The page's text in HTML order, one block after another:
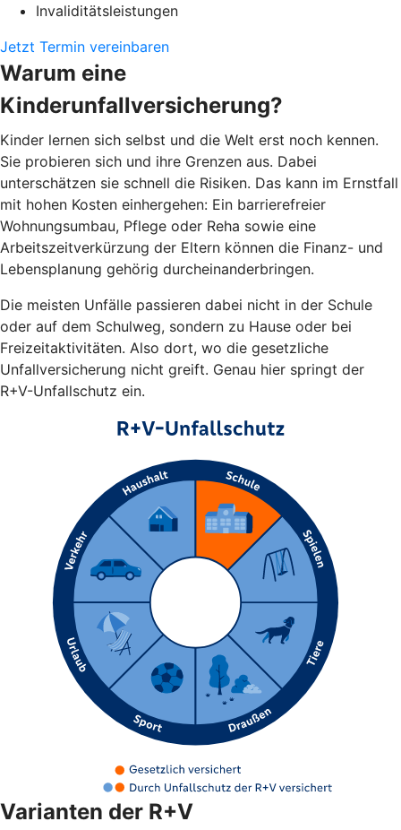
Invaliditätsleistungen
Jetzt Termin vereinbaren
Warum eine
Kinderunfallversicherung?
Kinder lernen sich selbst und die Welt erst noch kennen.
Sie probieren sich und ihre Grenzen aus. Dabei
unterschätzen sie schnell die Risiken. Das kann im Ernstfall
mit hohen Kosten einhergehen: Ein barrierefreier
Wohnungsumbau, Pflege oder Reha sowie eine
Arbeitszeitverkürzung der Eltern können die Finanz- und
Lebensplanung gehörig durcheinanderbringen.
Die meisten Unfälle passieren dabei nicht in der Schule
oder auf dem Schulweg, sondern zu Hause oder bei
Freizeitaktivitäten. Also dort, wo die gesetzliche
Unfallversicherung nicht greift. Genau hier springt der
R+V-Unfallschutz ein.
Varianten der R+V